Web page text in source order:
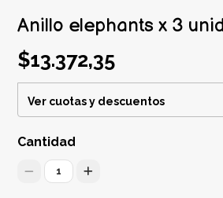
Anillo elephants x 3
$13.372,35
Ver cuotas y descuentos
Cantidad
1